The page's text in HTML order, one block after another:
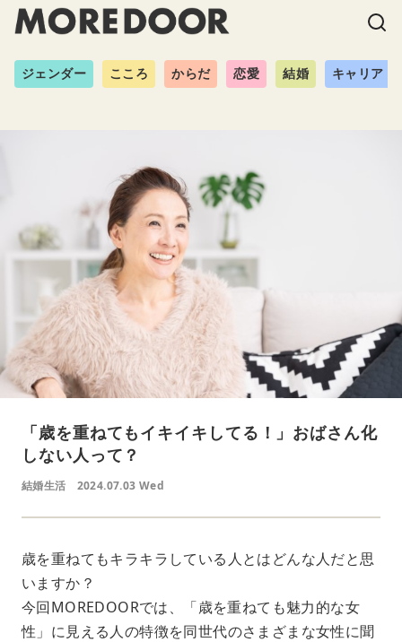
ジェンダー こころ からだ 恋愛 結婚 キャリア
「歳を重ねてもイキイキしてる！」おばさん化
しない人って？
結婚生活 2024.07.03 Wed
歳を重ねてもキラキラしている人とはどんな人だと思
いますか？
今回MOREDOORでは、「歳を重ねても魅力的な女
性」に見える人の特徴を同世代のさまざまな女性に聞